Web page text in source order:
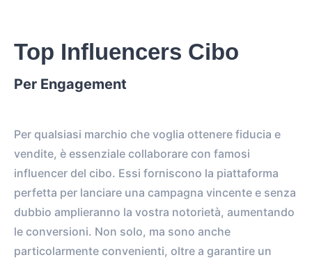
Top Influencers Cibo
Per Engagement
Per qualsiasi marchio che voglia ottenere fiducia e
vendite, è essenziale collaborare con famosi
influencer del cibo. Essi forniscono la piattaforma
perfetta per lanciare una campagna vincente e senza
dubbio amplieranno la vostra notorietà, aumentando
le conversioni. Non solo, ma sono anche
particolarmente convenienti, oltre a garantire un